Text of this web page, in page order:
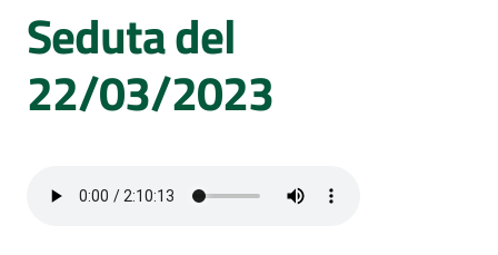
Argomenti
Seduta del
22/03/2023